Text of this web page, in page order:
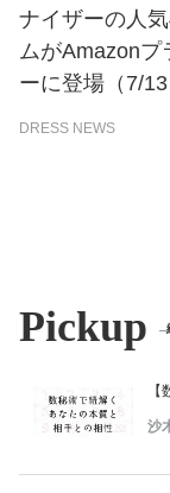
ナイザーの人
ムがAmazonプ
ーに登場（7/13
DRESS NEWS
Pickup
沙